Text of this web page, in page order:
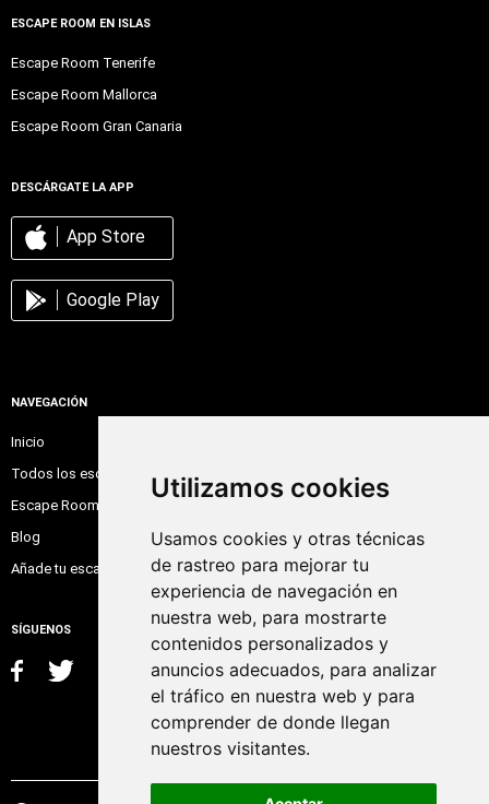
Utilizamos cookies
Usamos cookies y otras técnicas
de rastreo para mejorar tu
experiencia de navegación en
nuestra web, para mostrarte
contenidos personalizados y
anuncios adecuados, para analizar
el tráfico en nuestra web y para
comprender de donde llegan
nuestros visitantes.
ESCAPE ROOM EN ISLAS
Escape Room Tenerife
Escape Room Mallorca
Escape Room Gran Canaria
DESCÁRGATE LA APP
App Store
Google Play
NAVEGACIÓN
Inicio
Todos los escape room
Escape Room Online
Blog
Añade tu escape room
SÍGUENOS